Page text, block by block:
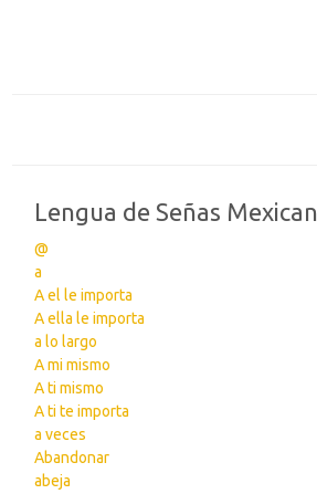
Lengua de Señas
@
a
A el le importa
A ella le importa
a lo largo
A mi mismo
A ti mismo
A ti te importa
a veces
Abandonar
abeja